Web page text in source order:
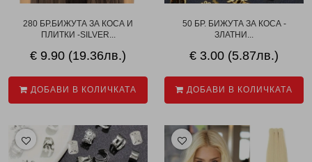
280 БР.БИЖУТА ЗА КОСА И
ПЛИТКИ -SILVER...
€ 9.90 (19.36лв.)
ДОБАВИ В КОЛИЧКАТА
50 БР. БИЖУТА ЗА КОСА -
ЗЛАТНИ...
€ 3.00 (5.87лв.)
ДОБАВИ В КОЛИЧКАТА